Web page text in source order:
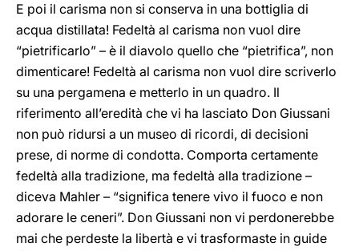
E poi il carisma non si conserva in una bottiglia di
acqua distillata! Fedeltà al carisma non vuol dire
“pietrificarlo” – è il diavolo quello che “pietrifica”, non
dimenticare! Fedeltà al carisma non vuol dire scriverlo
su una pergamena e metterlo in un quadro. Il
riferimento all’eredità che vi ha lasciato Don Giussani
non può ridursi a un museo di ricordi, di decisioni
prese, di norme di condotta. Comporta certamente
fedeltà alla tradizione, ma fedeltà alla tradizione –
diceva Mahler – “significa tenere vivo il fuoco e non
adorare le ceneri”. Don Giussani non vi perdonerebbe
mai che perdeste la libertà e vi trasformaste in guide